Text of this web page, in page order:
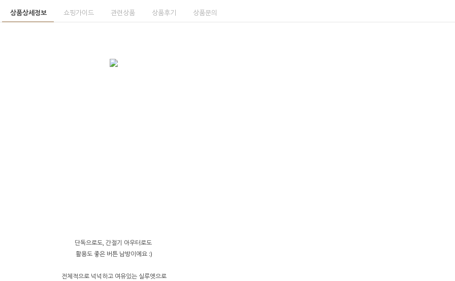
상품상세정보 쇼핑가이드 관련상품 상품후기 상품문의
단독으로도, 간절기 아우터로도
활용도 좋은 버튼 남방이에요 :)
전체적으로 넉넉하고 여유있는 실루엣으로